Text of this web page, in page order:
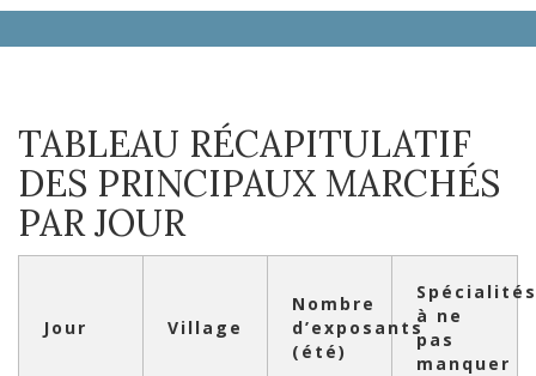
TABLEAU RÉCAPITULATIF
DES PRINCIPAUX MARCHÉS
PAR JOUR
Jour Village
Nombre
d’exposants
(été)
Spécialités
à ne
pas
manquer